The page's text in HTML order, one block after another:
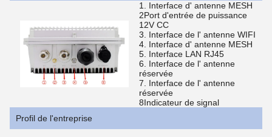
1. Interface d' antenne MESH
2Port d'entrée de puissance
12V CC
3. Interface de l' antenne WIFI
4. Interface d' antenne MESH
5. Interface LAN RJ45
6. Interface de l' antenne
réservée
7. Interface de l' antenne
réservée
8Indicateur de signal
Profil de l'entreprise